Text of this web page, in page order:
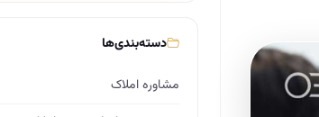
دسته‌بندی‌ها
مشاوره املاک